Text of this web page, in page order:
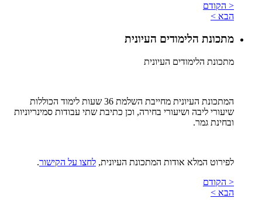
< הקודם
הבא >
מתכונת הלימודים העיונית
מתכונת הלימודים העיונית
המתכונת העיונית מחייבת השלמת 36 שעות לימוד הכוללות
שיעורי ליבה ושיעורי בחירה, וכן כתיבת שתי עבודות סמינריוניות
ובחינת גמר.
לפירוט המלא אודות המתכונת העיונית, לחצו על הקישור.
< הקודם
הבא >